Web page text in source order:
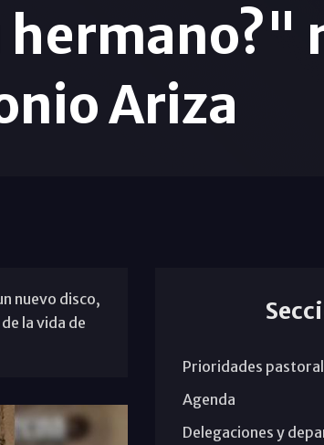
Ariza
nuevo disco,
la vida de
Prioridades
Agenda
Delegaciones y